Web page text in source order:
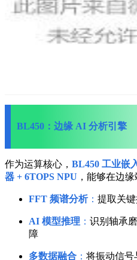
BL450：边缘 AI 分析引擎
作为运算核心， BL450 工业嵌
器 + 6TOPS NPU ，能够在边缘
FFT 频谱分析： 提取关
AI 模型推理 ： 识别轴承
障
多数据融合 ： 将振动信号